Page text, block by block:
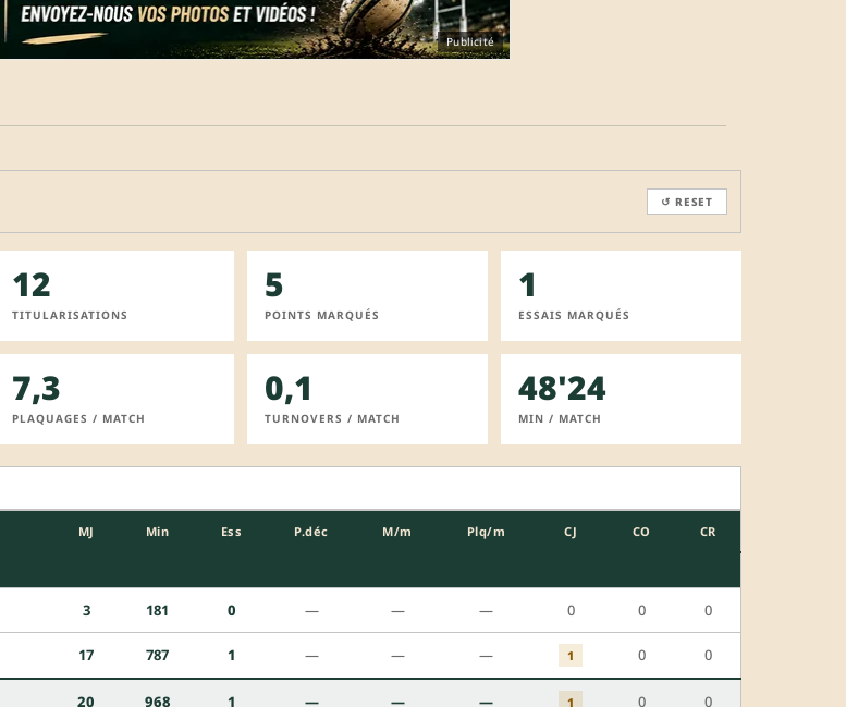
REJOINDRE LA COMMUNAUTÉ
Publicité
↺ RESET
12
TITULARISATIONS
5
POINTS MARQUÉS
1
ESSAIS MARQUÉS
7,3
PLAQUAGES / MATCH
0,1
TURNOVERS / MATCH
48'24
MIN / MATCH
MJ Min Ess P.déc M/m Plq/m CJ CO CR
3 181 0 — — — 0 0 0
17 787 1 — — — 1 0 0
20 968 1 — — — 1 0 0